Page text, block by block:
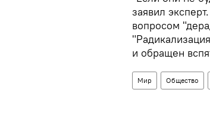
заявил
вопросом
и обращен
Мир Общество